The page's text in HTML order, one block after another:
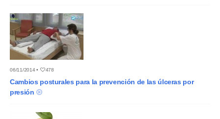
06/11/2014 • 478
Cambios posturales para la prevención de las úlceras por
presión